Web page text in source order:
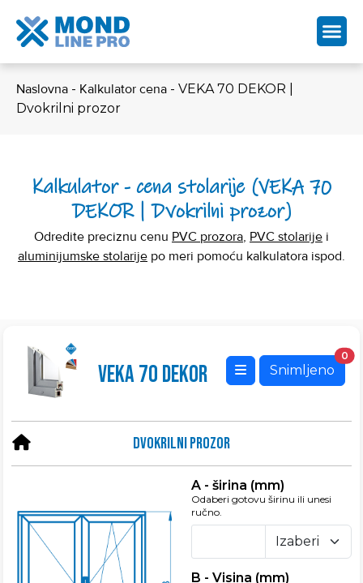
Naslovna - Kalkulator cena - VEKA 70 DEKOR |
Dvokrilni prozor
Kalkulator - cena stolarije (VEKA 70
DEKOR | Dvokrilni prozor)
Odredite preciznu cenu PVC prozora, PVC stolarije i
aluminijumske stolarije po meri pomoću kalkulatora ispod.
VEKA 70 DEKOR Snimljeno
0
Dvokrilni prozor
A - širina (mm)
Odaberi gotovu širinu ili unesi
ručno.
B - Visina (mm)